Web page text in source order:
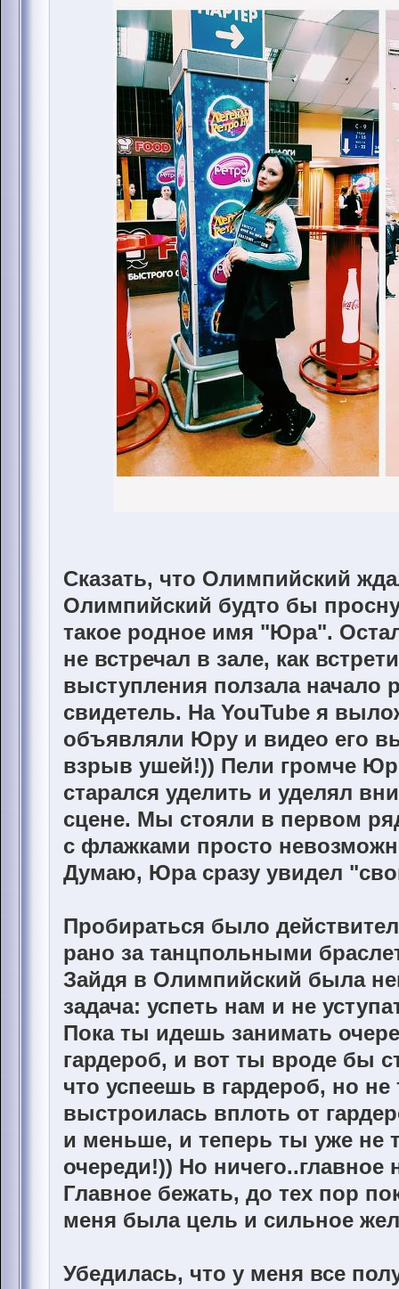
Сказать, что Олимпийский
Олимпийский будто бы
такое родное имя "Юра".
не встречал в зале, как
выступления ползала начало
свидетель. На YouTube я
объявляли Юру и видео его
взрыв ушей!)) Пели громче
старался уделить и уделял
сцене. Мы стояли в первом
с флажками просто
Думаю, Юра сразу увидел
Пробираться было
рано за танцпольными
Зайдя в Олимпийский была
задача: успеть нам и не
Пока ты идешь занимать
гардероб, и вот ты вроде бы
что успеешь в гардероб, но
выстроилась вплоть от
и меньше, и теперь ты уже не
очереди!)) Но ничего..главное
Главное бежать, до тех пор
меня была цель и сильное
Убедилась, что у меня все